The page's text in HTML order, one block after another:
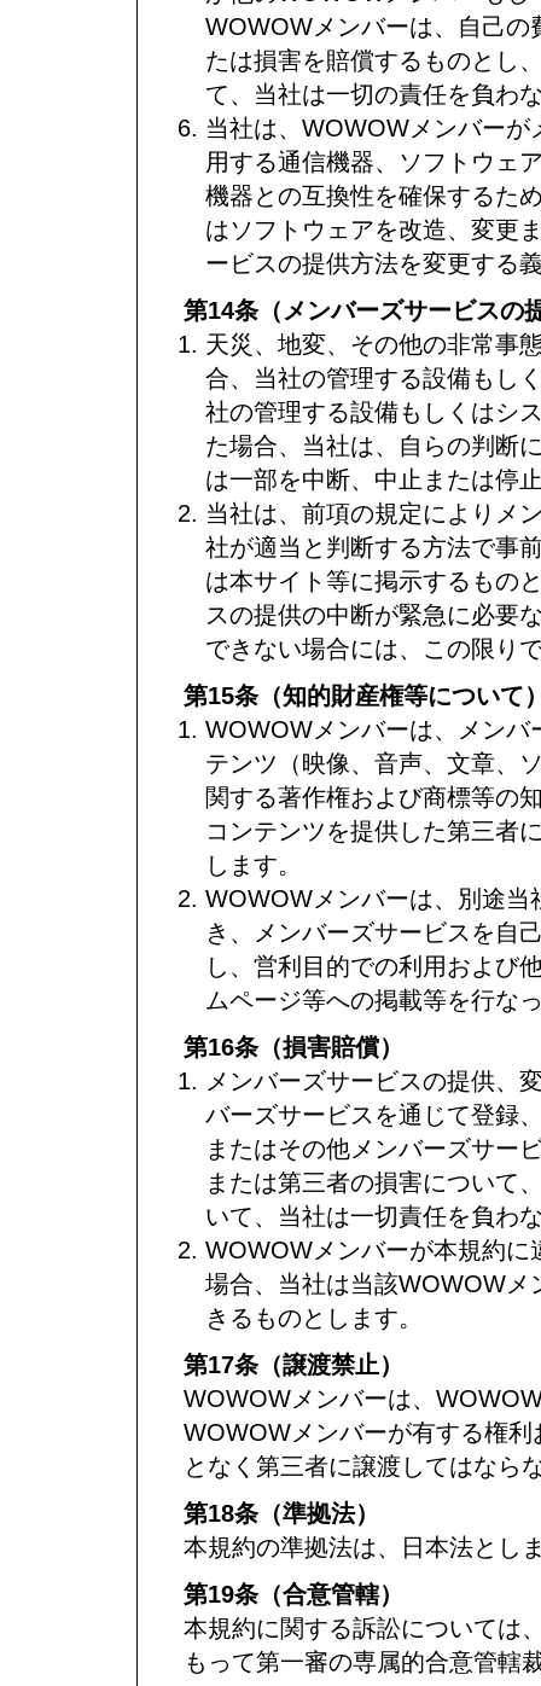
WOWOWメンバーは、自己
たは損害を賠償するものとし
て、当社は一切の責任を負わ
当社は、WOWOWメンバー
用する通信機器、ソフトウェ
機器との互換性を確保するた
はソフトウェアを改造、変更
ービスの提供方法を変更する
第14条（メンバーズサービスの
天災、地変、その他の非常事
合、当社の管理する設備もし
社の管理する設備もしくはシ
た場合、当社は、自らの判断
は一部を中断、中止または停
当社は、前項の規定によりメ
社が適当と判断する方法で事
は本サイト等に掲示するもの
スの提供の中断が緊急に必要
できない場合には、この限り
第15条（知的財産権等について
WOWOWメンバーは、メン
テンツ（映像、音声、文章、
関する著作権および商標等の
コンテンツを提供した第三者
します。
WOWOWメンバーは、別途
き、メンバーズサービスを自
し、営利目的での利用および
ムページ等への掲載等を行な
第16条（損害賠償）
メンバーズサービスの提供、
バーズサービスを通じて登録
またはその他メンバーズサー
または第三者の損害について
いて、当社は一切責任を負わ
WOWOWメンバーが本規約
場合、当社は当該WOWOW
きるものとします。
第17条（譲渡禁止）
WOWOWメンバーは、
WOWOWメンバーが有する権
となく第三者に譲渡してはなら
第18条（準拠法）
本規約の準拠法は、日本法とし
第19条（合意管轄）
本規約に関する訴訟については
もって第一審の専属的合意管轄